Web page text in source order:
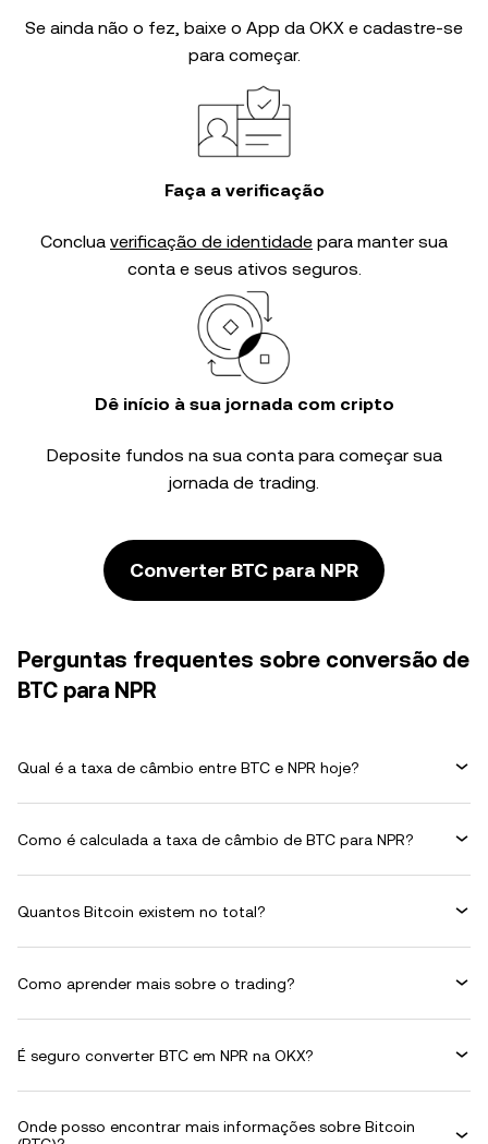
Se ainda não o fez, baixe o App da OKX e cadastre-se
para começar.
Faça a verificação
Conclua verificação de identidade para manter sua
conta e seus ativos seguros.
Dê início à sua jornada com cripto
Deposite fundos na sua conta para começar sua
jornada de trading.
Converter BTC para NPR
Perguntas frequentes sobre conversão de
BTC para NPR
Qual é a taxa de câmbio entre BTC e NPR hoje?
Como é calculada a taxa de câmbio de BTC para NPR?
Quantos Bitcoin existem no total?
Como aprender mais sobre o trading?
É seguro converter BTC em NPR na OKX?
Onde posso encontrar mais informações sobre Bitcoin